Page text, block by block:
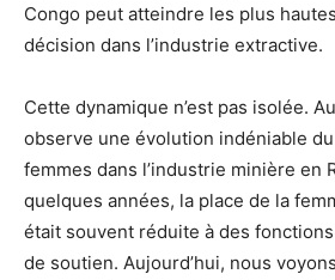
Congo peut atteindre les plus
décision dans l’industrie extractive.
Cette dynamique n’est pas isolée.
observe une évolution indéniable
femmes dans l’industrie minière en
quelques années, la place de la
était souvent réduite à des
de soutien. Aujourd’hui, nous